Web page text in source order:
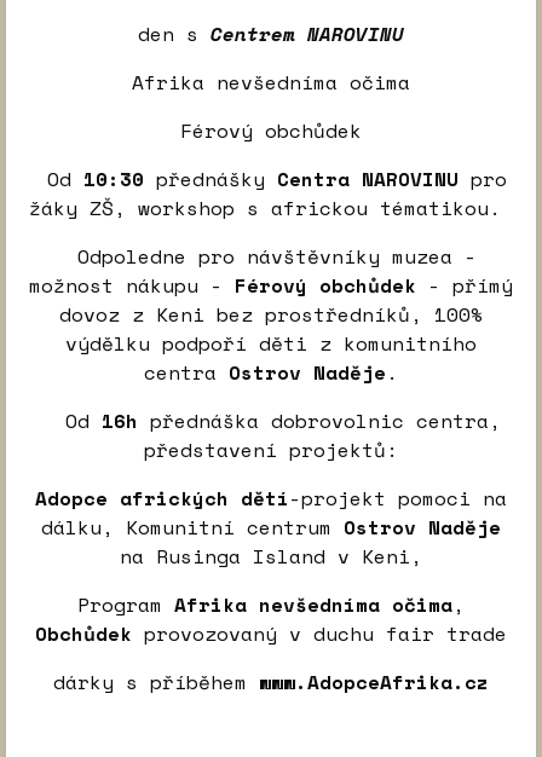
den s Centrem NAROVINU
Afrika nevšedníma očima
Férový obchůdek
Od 10:30 přednášky Centra NAROVINU pro
žáky ZŠ, workshop s africkou tématikou.
Odpoledne pro návštěvníky muzea -
možnost nákupu - Férový obchůdek - přímý
dovoz z Keni bez prostředníků, 100%
výdělku podpoří děti z komunitního
centra Ostrov Naděje .
Od 16h přednáška dobrovolnic centra,
představení projektů:
Adopce afrických dětí-projekt pomoci na
dálku, Komunitní centrum Ostrov Naděje
na Rusinga Island v Keni,
Program Afrika nevšedníma očima,
Obchůdek provozovaný v duchu fair trade
dárky s příběhem www.AdopceAfrika.cz